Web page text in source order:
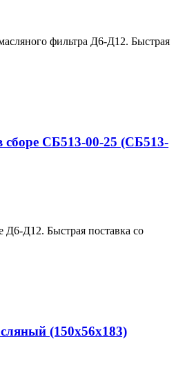
фильтра Д6-Д12. Быстрая
СБ513-00-25 (СБ513-
Д6-Д12. Быстрая поставка со
(150х56х183)